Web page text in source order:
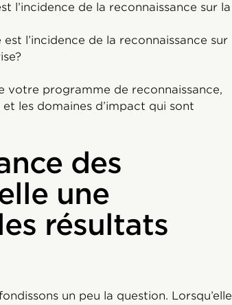
l’incidence de la reconnaissance sur la
est l’incidence de la reconnaissance sur
votre programme de reconnaissance,
les domaines d’impact qui sont
des
une
résultats
un peu la question. Lorsqu’elle